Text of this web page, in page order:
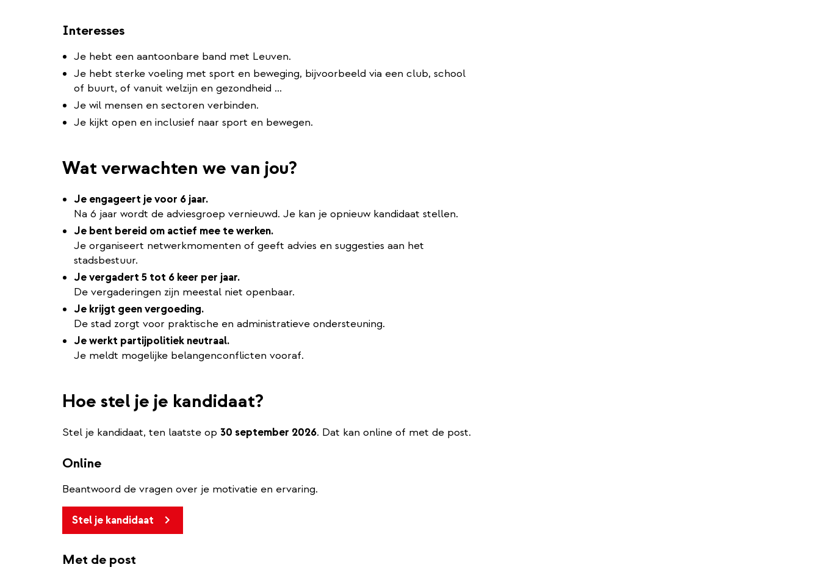
Interesses
Je hebt een aantoonbare band met Leuven.
Je hebt sterke voeling met sport en beweging, bijvoorbeeld via een club, school
of buurt, of vanuit welzijn en gezondheid ...
Je wil mensen en sectoren verbinden.
Je kijkt open en inclusief naar sport en bewegen.
Wat verwachten we van jou?
Je engageert je voor 6 jaar.
Na 6 jaar wordt de adviesgroep vernieuwd. Je kan je opnieuw kandidaat stellen.
Je bent bereid om actief mee te werken.
Je organiseert netwerkmomenten of geeft advies en suggesties aan het
stadsbestuur.
Je vergadert 5 tot 6 keer per jaar.
De vergaderingen zijn meestal niet openbaar.
Je krijgt geen vergoeding.
De stad zorgt voor praktische en administratieve ondersteuning.
Je werkt partijpolitiek neutraal.
Je meldt mogelijke belangenconflicten vooraf.
Hoe stel je je kandidaat?
Stel je kandidaat, ten laatste op 30 september 2026. Dat kan online of met de post.
Online
Beantwoord de vragen over je motivatie en ervaring.
Stel je kandidaat
Met de post